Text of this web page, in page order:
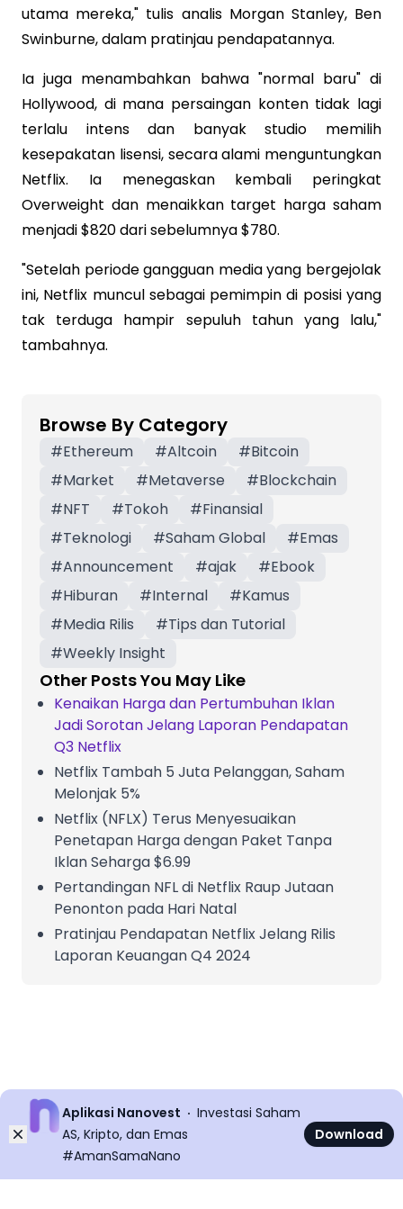
utama mereka," tulis analis Morgan Stanley, Ben
Swinburne, dalam pratinjau pendapatannya.
Ia juga menambahkan bahwa "normal baru" di
Hollywood, di mana persaingan konten tidak lagi
terlalu intens dan banyak studio memilih
kesepakatan lisensi, secara alami menguntungkan
Netflix. Ia menegaskan kembali peringkat
Overweight dan menaikkan target harga saham
menjadi $820 dari sebelumnya $780.
"Setelah periode gangguan media yang bergejolak
ini, Netflix muncul sebagai pemimpin di posisi yang
tak terduga hampir sepuluh tahun yang lalu,"
tambahnya.
Browse By Category
#Ethereum #Altcoin #Bitcoin
#Market #Metaverse #Blockchain
#NFT #Tokoh #Finansial
#Teknologi #Saham Global #Emas
#Announcement #ajak #Ebook
#Hiburan #Internal #Kamus
#Media Rilis #Tips dan Tutorial
#Weekly Insight
Other Posts You May Like
Kenaikan Harga dan Pertumbuhan Iklan
Jadi Sorotan Jelang Laporan Pendapatan
Q3 Netflix
Netflix Tambah 5 Juta Pelanggan, Saham
Melonjak 5%
Netflix (NFLX) Terus Menyesuaikan
Penetapan Harga dengan Paket Tanpa
Iklan Seharga $6.99
Pertandingan NFL di Netflix Raup Jutaan
Penonton pada Hari Natal
Pratinjau Pendapatan Netflix Jelang Rilis
Laporan Keuangan Q4 2024
Dismiss
Aplikasi Nanovest
Investasi Saham
AS, Kripto, dan Emas
#AmanSamaNano
Download